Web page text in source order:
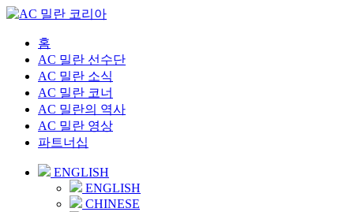
홈
AC 밀란 선수단
AC 밀란 소식
AC 밀란 코너
AC 밀란의 역사
AC 밀란 영상
파트너십
ENGLISH
ENGLISH
CHINESE